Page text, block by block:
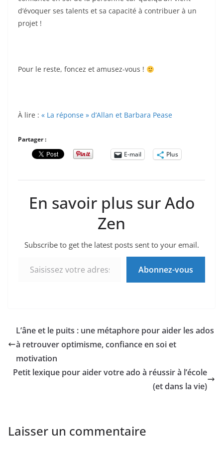
d’évoquer ses talents et sa capacité à contribuer à un
projet !
Pour le reste, foncez et amusez-vous !
À lire : « La réponse » d’Allan et Barbara Pease
Partager :
E-mail
Plus
En savoir plus sur Ado
Zen
Subscribe to get the latest posts sent to your email.
Abonnez-vous
L’âne et le puits : une métaphore pour aider les ados
à retrouver optimisme, confiance en soi et
motivation
Petit lexique pour aider votre ado à réussir à l’école
(et dans la vie)
Laisser un commentaire